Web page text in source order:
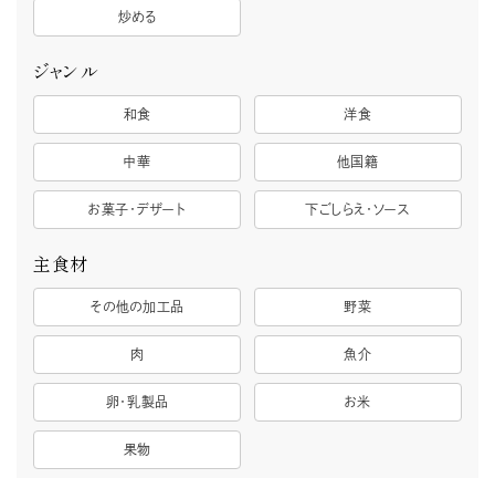
炒める
ジャンル
和食 洋食
中華 他国籍
お菓子・デザート 下ごしらえ・ソース
主食材
その他の加工品 野菜
肉 魚介
卵・乳製品 お米
果物